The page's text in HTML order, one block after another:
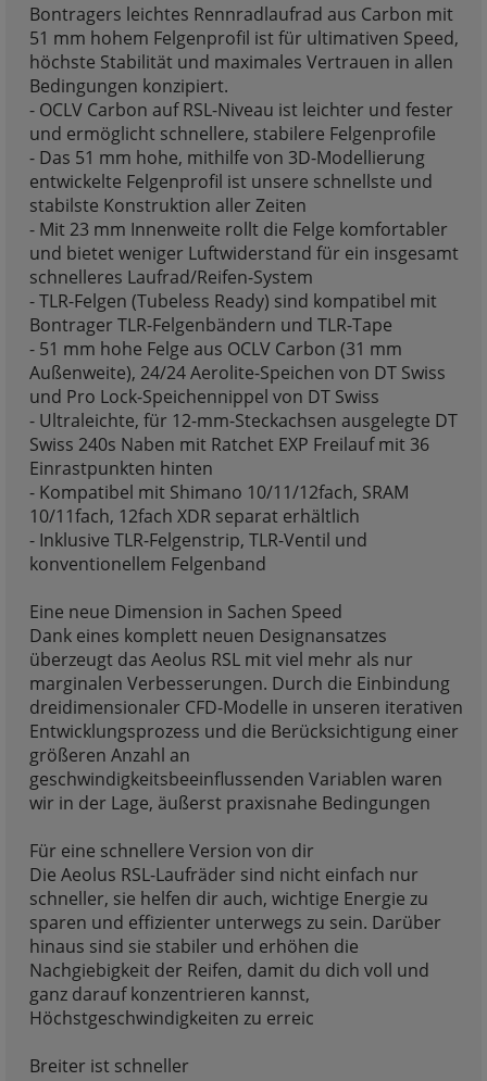
Bontragers leichtes Rennradlaufrad aus Carbon mit
51 mm hohem Felgenprofil ist für ultimativen Speed,
höchste Stabilität und maximales Vertrauen in allen
Bedingungen konzipiert.
- OCLV Carbon auf RSL-Niveau ist leichter und fester
und ermöglicht schnellere, stabilere Felgenprofile
- Das 51 mm hohe, mithilfe von 3D-Modellierung
entwickelte Felgenprofil ist unsere schnellste und
stabilste Konstruktion aller Zeiten
- Mit 23 mm Innenweite rollt die Felge komfortabler
und bietet weniger Luftwiderstand für ein insgesamt
schnelleres Laufrad/Reifen-System
- TLR-Felgen (Tubeless Ready) sind kompatibel mit
Bontrager TLR-Felgenbändern und TLR-Tape
- 51 mm hohe Felge aus OCLV Carbon (31 mm
Außenweite), 24/24 Aerolite-Speichen von DT Swiss
und Pro Lock-Speichennippel von DT Swiss
- Ultraleichte, für 12-mm-Steckachsen ausgelegte DT
Swiss 240s Naben mit Ratchet EXP Freilauf mit 36
Einrastpunkten hinten
- Kompatibel mit Shimano 10/11/12fach, SRAM
10/11fach, 12fach XDR separat erhältlich
- Inklusive TLR-Felgenstrip, TLR-Ventil und
konventionellem Felgenband
Eine neue Dimension in Sachen Speed
Dank eines komplett neuen Designansatzes
überzeugt das Aeolus RSL mit viel mehr als nur
marginalen Verbesserungen. Durch die Einbindung
dreidimensionaler CFD-Modelle in unseren iterativen
Entwicklungsprozess und die Berücksichtigung einer
größeren Anzahl an
geschwindigkeitsbeeinflussenden Variablen waren
wir in der Lage, äußerst praxisnahe Bedingungen
Für eine schnellere Version von dir
Die Aeolus RSL-Laufräder sind nicht einfach nur
schneller, sie helfen dir auch, wichtige Energie zu
sparen und effizienter unterwegs zu sein. Darüber
hinaus sind sie stabiler und erhöhen die
Nachgiebigkeit der Reifen, damit du dich voll und
ganz darauf konzentrieren kannst,
Höchstgeschwindigkeiten zu erreic
Breiter ist schneller